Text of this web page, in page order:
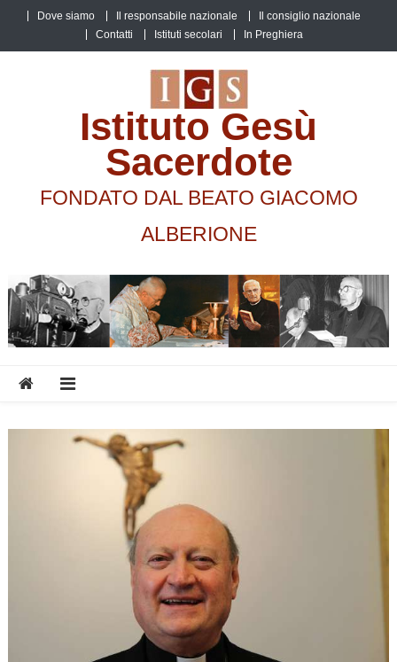
content
Dove siamo Il responsabile nazionale
Il consiglio nazionale
Contatti
Istituti secolari In Preghiera
Istituto Gesù
Sacerdote
FONDATO DAL BEATO GIACOMO
ALBERIONE